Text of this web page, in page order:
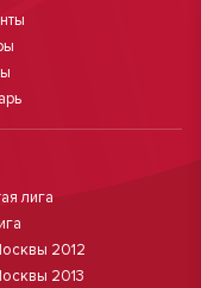
лига
2012
2013